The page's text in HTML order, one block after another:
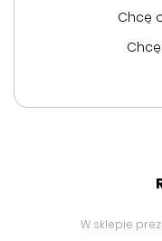
Chcę
W sklepie